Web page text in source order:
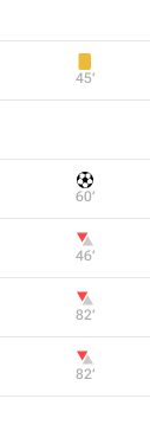
45‎’‎
60‎’‎
46‎’‎
82‎’‎
82‎’‎